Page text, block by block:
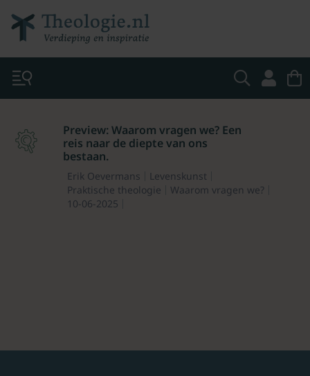
Preview: Waarom vragen we? Een
reis naar de diepte van ons
bestaan.
Erik Oevermans
Levenskunst
Praktische theologie
Waarom vragen we?
10-06-2025